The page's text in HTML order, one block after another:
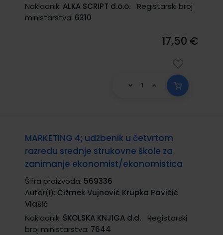
Nakladnik: ALKA SCRIPT d.o.o.
Registarski broj
ministarstva: 6310
17,50 €
MARKETING 4; udžbenik u četvrtom
razredu srednje strukovne škole za
zanimanje ekonomist/ekonomistica
Šifra proizvoda: 569336
Autor(i): Čižmek Vujnović Krupka Pavičić
Vlašić
Nakladnik: ŠKOLSKA KNJIGA d.d.
Registarski
broj ministarstva: 7644